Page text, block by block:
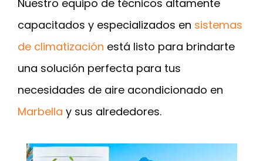
Nuestro equipo de técnicos altamente
capacitados y especializados en sistemas
de climatización está listo para brindarte
una solución perfecta para tus
necesidades de aire acondicionado en
Marbella y sus alrededores.